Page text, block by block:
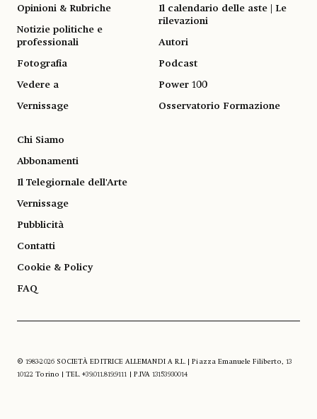
Opinioni & Rubriche
Notizie politiche e
professionali
Fotografia
Vedere a
Vernissage
Il calendario delle aste | Le
rilevazioni
Autori
Podcast
Power 100
Osservatorio Formazione
Chi Siamo
Abbonamenti
Il Telegiornale dell'Arte
Vernissage
Pubblicità
Contatti
Cookie & Policy
FAQ
© 1983-2026 SOCIETÀ EDITRICE ALLEMANDI A R.L. | Piazza Emanuele Filiberto, 13
10122 Torino | TEL. +39.011.819.9111 | P.IVA 13153930014